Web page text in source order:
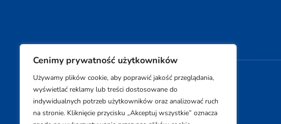
Cenimy prywatność użytkowników
Używamy plików cookie, aby poprawić jakość przeglądania,
wyświetlać reklamy lub treści dostosowane do
indywidualnych potrzeb użytkowników oraz analizować ruch
na stronie. Kliknięcie przycisku „Akceptuj wszystkie” oznacza
Copyright © 2026 SUPON BC sp, z o. o. sp. k.